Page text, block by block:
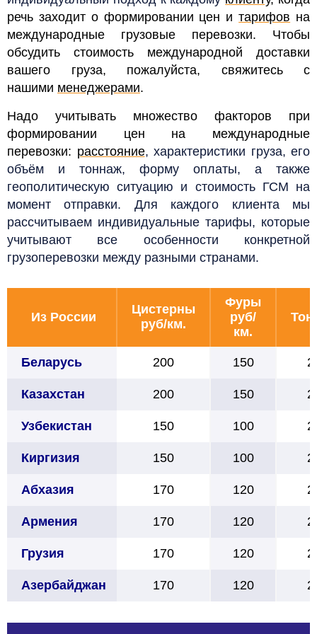
речь заходит о формировании цен итарифов на
международные грузовые перевозки. Чтобы
обсудить стоимость международной доставки
вашего груза, пожалуйста, свяжитесь с
нашими менеджерами.
Надо учитывать множество факторов при
формировании цен на международные
перевозки: расстояние, характеристики груза, его
объём и тоннаж, форму оплаты, а также
геополитическую ситуацию и стоимость ГСМ на
момент отправки. Для каждого клиента мы
рассчитываем индивидуальные тарифы, которые
учитывают все особенности конкретной
грузоперевозки между разными странами.
Из России
Цистерны
руб/км.
Фуры
руб/
км.
Беларусь 200 150
Казахстан 200 150
Узбекистан 150 100
Киргизия 150 100
Абхазия 170 120
Армения 170 120
Грузия 170 120
Азербайджан 170 120